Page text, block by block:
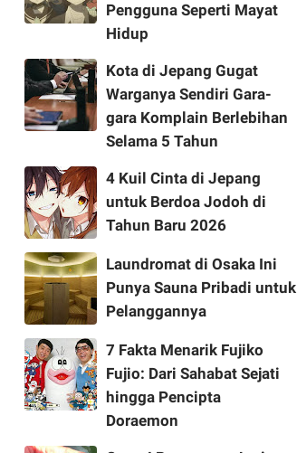
Pengguna Seperti Mayat
Hidup
Kota di Jepang Gugat
Warganya Sendiri Gara-
gara Komplain Berlebihan
Selama 5 Tahun
4 Kuil Cinta di Jepang
untuk Berdoa Jodoh di
Tahun Baru 2026
Laundromat di Osaka Ini
Punya Sauna Pribadi untuk
Pelanggannya
7 Fakta Menarik Fujiko
Fujio: Dari Sahabat Sejati
hingga Pencipta
Doraemon